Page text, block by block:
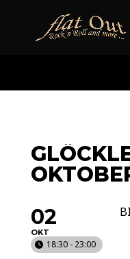
02
OKT
18:30 - 23:00